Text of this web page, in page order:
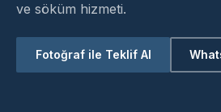
ve söküm hizmeti.
Fotoğraf ile Teklif Al